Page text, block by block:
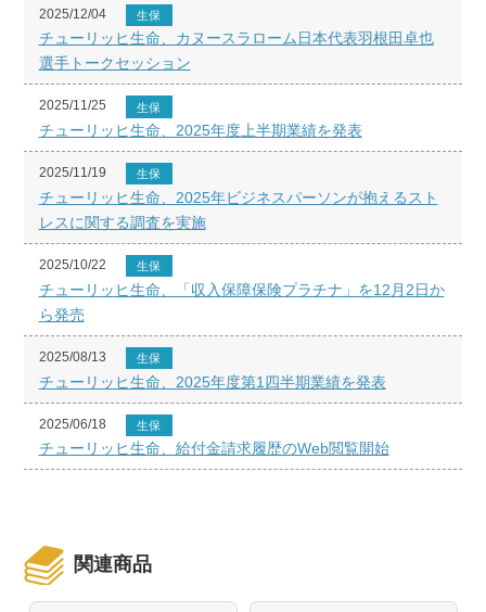
2025/12/04 生保
チューリッヒ生命、カヌースラローム日本代表羽根田卓也
選手トークセッション
2025/11/25 生保
チューリッヒ生命、2025年度上半期業績を発表
2025/11/19 生保
チューリッヒ生命、2025年ビジネスパーソンが抱えるスト
レスに関する調査を実施
2025/10/22 生保
チューリッヒ生命、「収入保障保険プラチナ」を12月2日か
ら発売
2025/08/13 生保
チューリッヒ生命、2025年度第1四半期業績を発表
2025/06/18 生保
チューリッヒ生命、給付金請求履歴のWeb閲覧開始
関連商品